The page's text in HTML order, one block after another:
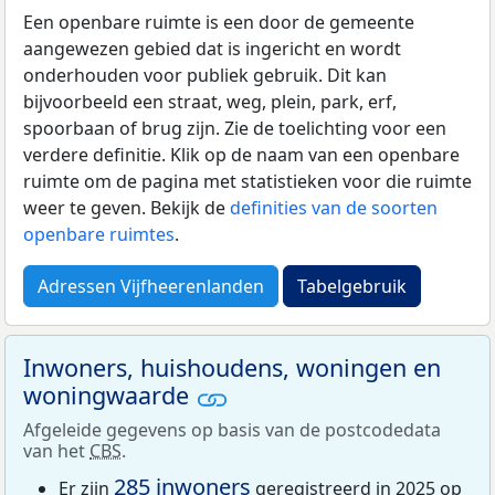
Een openbare ruimte is een door de gemeente
aangewezen gebied dat is ingericht en wordt
onderhouden voor publiek gebruik. Dit kan
bijvoorbeeld een straat, weg, plein, park, erf,
spoorbaan of brug zijn. Zie de toelichting voor een
verdere definitie. Klik op de naam van een openbare
ruimte om de pagina met statistieken voor die ruimte
weer te geven. Bekijk dedefinities van de soorten
openbare ruimtes.
Adressen Vijfheerenlanden Tabelgebruik
Inwoners, huishoudens, woningen en
woningwaarde
Afgeleide gegevens op basis van de postcodedata
van het CBS.
Er zijn 285 inwoners geregistreerd in 2025 op